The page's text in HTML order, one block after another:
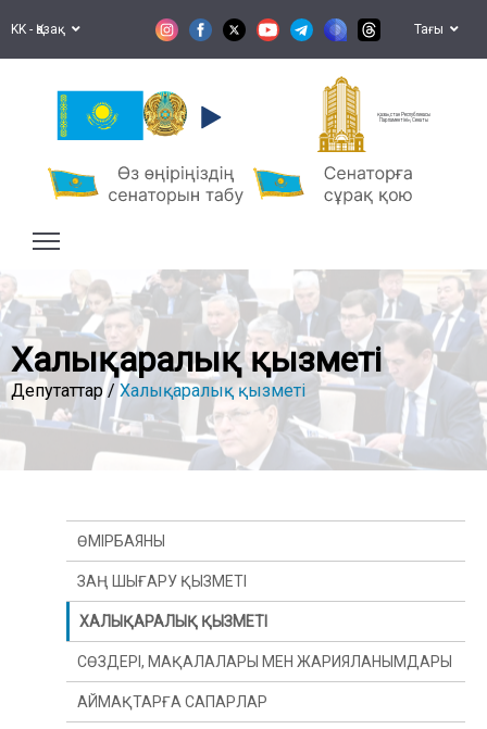
KK - Қазақ Тағы
Қазақстан Республикасы
Парламентінің Сенаты
Халықаралық қызметі
Депутаттар /Халықаралық қызметі
ӨМІРБАЯНЫ
ЗАҢ ШЫҒАРУ ҚЫЗМЕТІ
ХАЛЫҚАРАЛЫҚ ҚЫЗМЕТІ
СӨЗДЕРІ, МАҚАЛАЛАРЫ МЕН ЖАРИЯЛАНЫМДАРЫ
АЙМАҚТАРҒА САПАРЛАР